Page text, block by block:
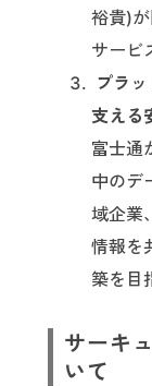
裕貴)
サービ
プラ
支える
富士通
中のデ
域企業
情報を
築を目
サーキ
いて